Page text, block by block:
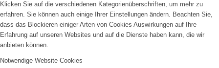
Klicken Sie auf die verschiedenen Kategorienüberschriften, um mehr zu
erfahren. Sie können auch einige Ihrer Einstellungen ändern. Beachten Sie,
dass das Blockieren einiger Arten von Cookies Auswirkungen auf Ihre
Erfahrung auf unseren Websites und auf die Dienste haben kann, die wir
anbieten können.
Notwendige Website Cookies